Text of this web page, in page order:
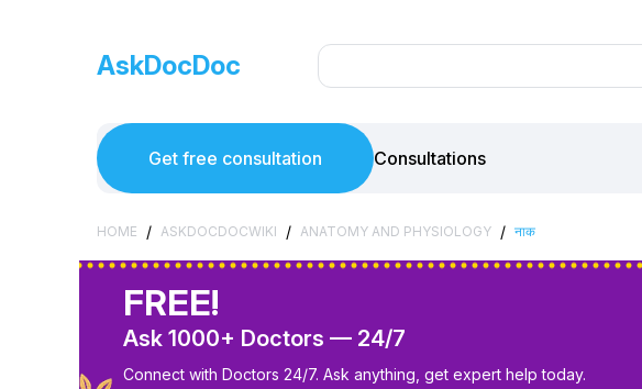
AskDocDoc
Get free consultation Consultations
HOME / ASKDOCDOCWIKI / ANATOMY AND PHYSIOLOGY / नाक
FREE!
Ask 1000+ Doctors — 24/7
Connect with Doctors 24/7. Ask anything, get expert help today.